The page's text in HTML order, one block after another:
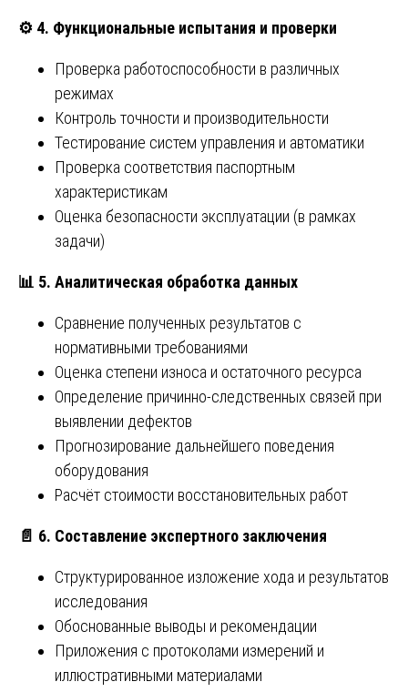
⚙️ 4. Функциональные испытания и проверки
Проверка работоспособности в различных
режимах
Контроль точности и производительности
Тестирование систем управления и автоматики
Проверка соответствия паспортным
характеристикам
Оценка безопасности эксплуатации (в рамках
задачи)
📊 5. Аналитическая обработка данных
Сравнение полученных результатов с
нормативными требованиями
Оценка степени износа и остаточного ресурса
Определение причинно-следственных связей при
выявлении дефектов
Прогнозирование дальнейшего поведения
оборудования
Расчёт стоимости восстановительных работ
📄 6. Составление экспертного заключения
Структурированное изложение хода и результатов
исследования
Обоснованные выводы и рекомендации
Приложения с протоколами измерений и
иллюстративными материалами